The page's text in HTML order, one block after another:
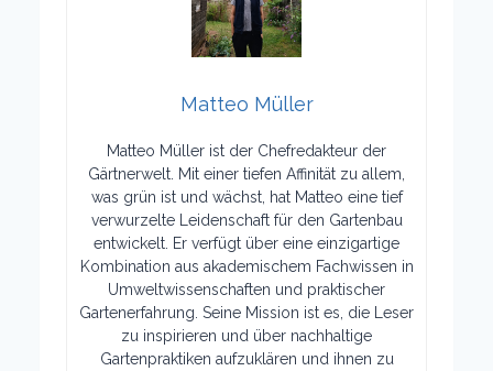
Matteo Müller
Matteo Müller ist der Chefredakteur der
Gärtnerwelt. Mit einer tiefen Affinität zu allem,
was grün ist und wächst, hat Matteo eine tief
verwurzelte Leidenschaft für den Gartenbau
entwickelt. Er verfügt über eine einzigartige
Kombination aus akademischem Fachwissen in
Umweltwissenschaften und praktischer
Gartenerfahrung. Seine Mission ist es, die Leser
zu inspirieren und über nachhaltige
Gartenpraktiken aufzuklären und ihnen zu